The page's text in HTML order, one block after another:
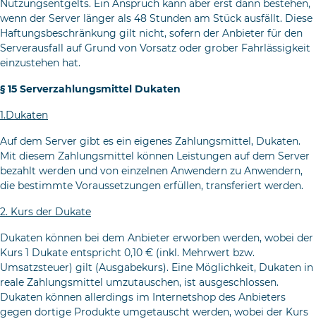
Nutzungsentgelts. Ein Anspruch kann aber erst dann bestehen,
wenn der Server länger als 48 Stunden am Stück ausfällt. Diese
Haftungsbeschränkung gilt nicht, sofern der Anbieter für den
Serverausfall auf Grund von Vorsatz oder grober Fahrlässigkeit
einzustehen hat.
§ 15 Serverzahlungsmittel Dukaten
1.Dukaten
Auf dem Server gibt es ein eigenes Zahlungsmittel, Dukaten.
Mit diesem Zahlungsmittel können Leistungen auf dem Server
bezahlt werden und von einzelnen Anwendern zu Anwendern,
die bestimmte Voraussetzungen erfüllen, transferiert werden.
2. Kurs der Dukate
Dukaten können bei dem Anbieter erworben werden, wobei der
Kurs 1 Dukate entspricht 0,10 € (inkl. Mehrwert bzw.
Umsatzsteuer) gilt (Ausgabekurs). Eine Möglichkeit, Dukaten in
reale Zahlungsmittel umzutauschen, ist ausgeschlossen.
Dukaten können allerdings im Internet­shop des Anbieters
gegen dortige Produkte umgetauscht werden, wo­bei der Kurs